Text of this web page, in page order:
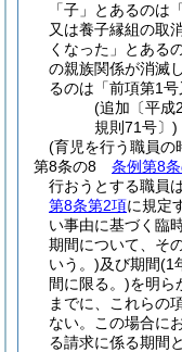
「子」とあるのは
又は養子縁組の取
くなった」とある
の親族関係が消滅
るのは「前項第1
(追加〔平成
規則71号〕)
(育児を行う職員の
第8条の8
条例第8
行おうとする職員
第8条第2項に規定
い事由に基づく臨
期間について、そ
いう。)及び期間(1
間に限る。)を明ら
までに、これらの
ない。
この場合に
る請求に係る期間と